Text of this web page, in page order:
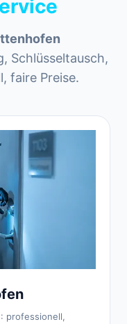
Schlüsseltausch,
faire Preise.
professionell,